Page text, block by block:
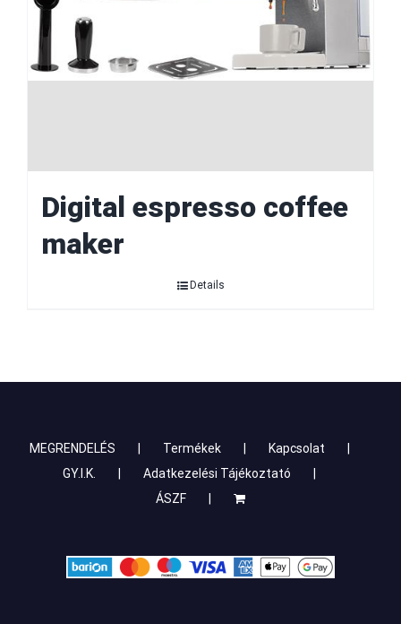
Digital espresso coffee
maker
Details
MEGRENDELÉS Termékek
Kapcsolat
GY.I.K.
Adatkezelési Tájékoztató
ÁSZF